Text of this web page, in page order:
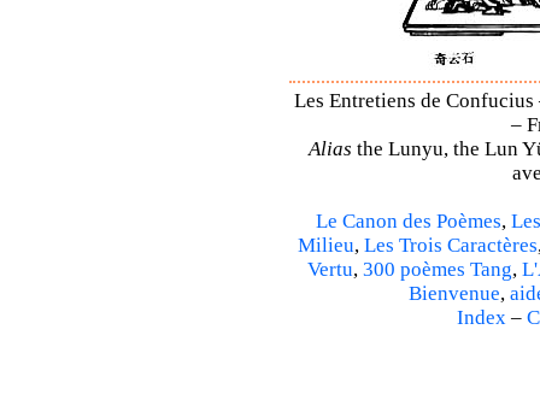
Les Entretiens de
–
Alias the Lunyu, the Lun
Le Canon des Poèmes,
Milieu, Les Trois Caractères
Vertu, 300 poèmes Tang,
Bienvenue,
Index –